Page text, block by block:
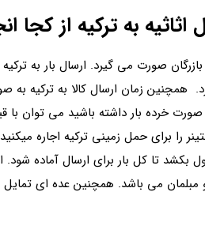
به ترکیه از کجا
صورت می گیرد. ارسال بار به
خرده بار داشته باشید می توان با
را برای حمل زمینی ترکیه اجاره
تا کل بار برای ارسال آماده شود. از
مبلمان می باشد. همچنین عده ای تمایل